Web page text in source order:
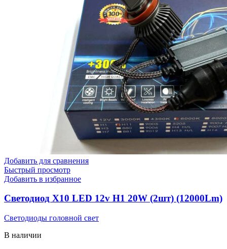
Добавить для сравнения
Быстрый просмотр
Добавить в избранное
Светодиод X10 LED 12v H1 20W (2шт) (12000Lm)
Светодиоды головной свет
В наличии